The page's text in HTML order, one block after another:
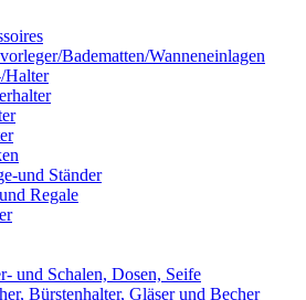
Badematten/Wanneneinlagen
Halter
und Ständer
Regale
und Schalen, Dosen, Seife
Bürstenhalter, Gläser und Becher